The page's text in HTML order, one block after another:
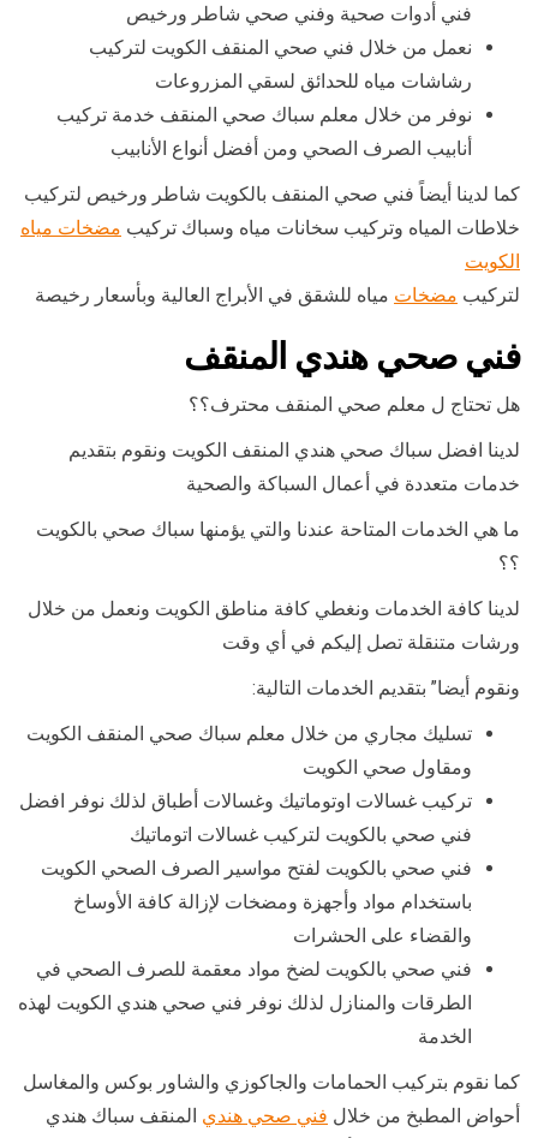
فني أدوات صحية وفني صحي شاطر ورخيص
نعمل من خلال فني صحي المنقف الكويت لتركيب
رشاشات مياه للحدائق لسقي المزروعات
نوفر من خلال معلم سباك صحي المنقف خدمة تركيب
أنابيب الصرف الصحي ومن أفضل أنواع الأنابيب
كما لدينا أيضاً فني صحي المنقف بالكويت شاطر ورخيص لتركيب
خلاطات المياه وتركيب سخانات مياه وسباك تركيب مضخات مياه
الكويت
لتركيب مضخات مياه للشقق في الأبراج العالية وبأسعار رخيصة
فني صحي هندي المنقف
هل تحتاج ل معلم صحي المنقف محترف؟؟
لدينا افضل سباك صحي هندي المنقف الكويت ونقوم بتقديم
خدمات متعددة في أعمال السباكة والصحية
ما هي الخدمات المتاحة عندنا والتي يؤمنها سباك صحي بالكويت
؟؟
لدينا كافة الخدمات ونغطي كافة مناطق الكويت ونعمل من خلال
ورشات متنقلة تصل إليكم في أي وقت
ونقوم أيضا” بتقديم الخدمات التالية:
تسليك مجاري من خلال معلم سباك صحي المنقف الكويت
ومقاول صحي الكويت
تركيب غسالات اوتوماتيك وغسالات أطباق لذلك نوفر افضل
فني صحي بالكويت لتركيب غسالات اتوماتيك
فني صحي بالكويت لفتح مواسير الصرف الصحي الكويت
باستخدام مواد وأجهزة ومضخات لإزالة كافة الأوساخ
والقضاء على الحشرات
فني صحي بالكويت لضخ مواد معقمة للصرف الصحي في
الطرقات والمنازل لذلك نوفر فني صحي هندي الكويت لهذه
الخدمة
كما نقوم بتركيب الحمامات والجاكوزي والشاور بوكس والمغاسل
أحواض المطبخ من خلال فني صحي هندي المنقف سباك هندي